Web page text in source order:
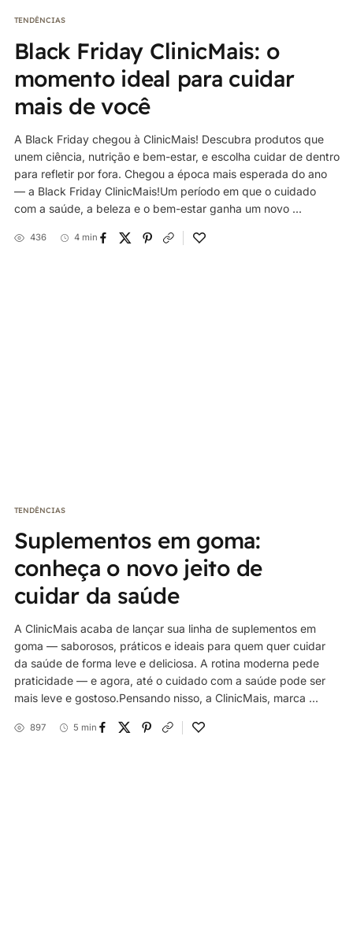
TENDÊNCIAS
Black Friday ClinicMais: o
momento ideal para cuidar
mais de você
A Black Friday chegou à ClinicMais! Descubra produtos que
unem ciência, nutrição e bem-estar, e escolha cuidar de dentro
para refletir por fora. Chegou a época mais esperada do ano
— a Black Friday ClinicMais!Um período em que o cuidado
com a saúde, a beleza e o bem-estar ganha um novo ...
436 4 min
TENDÊNCIAS
Suplementos em goma:
conheça o novo jeito de
cuidar da saúde
A ClinicMais acaba de lançar sua linha de suplementos em
goma — saborosos, práticos e ideais para quem quer cuidar
da saúde de forma leve e deliciosa. A rotina moderna pede
praticidade — e agora, até o cuidado com a saúde pode ser
mais leve e gostoso.Pensando nisso, a ClinicMais, marca ...
897 5 min